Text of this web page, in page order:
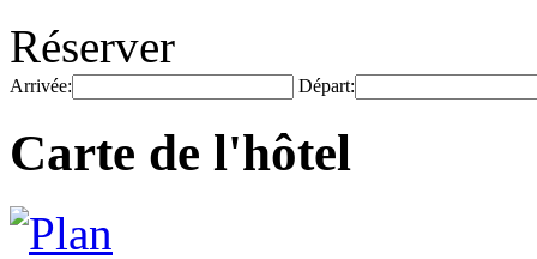
Réserver
Arrivée: Départ:
Carte de l'hôtel